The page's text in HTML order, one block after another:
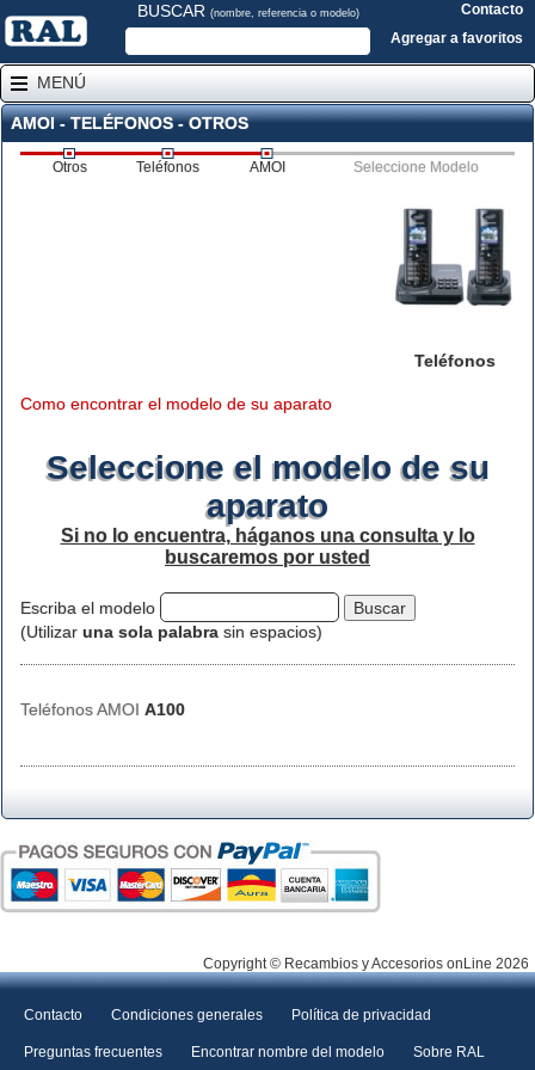
BUSCAR (nombre, referencia o modelo)
Contacto
Agregar a favoritos
MENÚ
AMOI - TELÉFONOS - OTROS
Otros Teléfonos AMOI Seleccione Modelo
Teléfonos
Como encontrar el modelo de su aparato
Seleccione el modelo de su
aparato
Si no lo encuentra, háganos una consulta y lo
buscaremos por usted
Escriba el modelo
(Utilizar una sola palabra sin espacios)
Teléfonos AMOI A100
Copyright © Recambios y Accesorios onLine 2026
Contacto Condiciones generales Política de privacidad
Preguntas frecuentes Encontrar nombre del modelo Sobre RAL